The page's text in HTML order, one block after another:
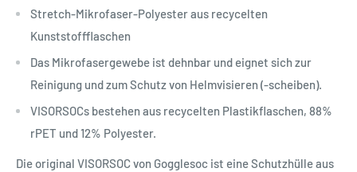
Stretch-Mikrofaser-Polyester aus recycelten
Kunststoffflaschen
Das Mikrofasergewebe ist dehnbar und eignet sich zur
Reinigung und zum Schutz von Helmvisieren (-scheiben).
VISORSOCs bestehen aus recycelten Plastikflaschen, 88%
rPET und 12% Polyester.
Die original VISORSOC von Gogglesoc ist eine Schutzhülle aus